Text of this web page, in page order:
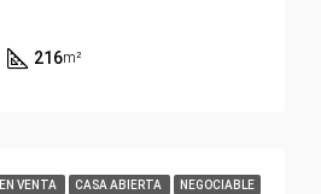
216m²
EN VENTA CASA ABIERTA NEGOCIABLE